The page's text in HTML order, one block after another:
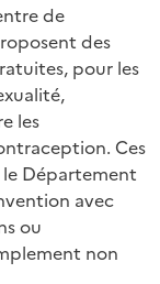
de
des
pour les
les
Ces
Département
avec
ou
non